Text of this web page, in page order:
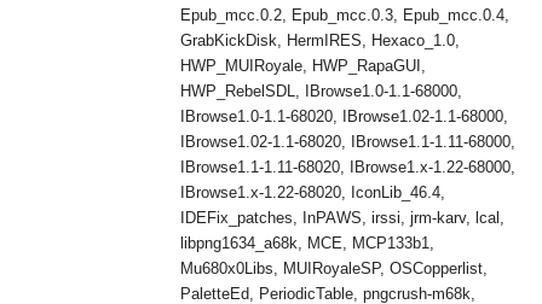
Epub_mcc.0.2, Epub_mcc.0.3, Epub_mcc.0.4,
GrabKickDisk, HermIRES, Hexaco_1.0,
HWP_MUIRoyale, HWP_RapaGUI,
HWP_RebelSDL, IBrowse1.0-1.1-68000,
IBrowse1.0-1.1-68020, IBrowse1.02-1.1-68000,
IBrowse1.02-1.1-68020, IBrowse1.1-1.11-68000,
IBrowse1.1-1.11-68020, IBrowse1.x-1.22-68000,
IBrowse1.x-1.22-68020, IconLib_46.4,
IDEFix_patches, InPAWS, irssi, jrm-karv, lcal,
libpng1634_a68k, MCE, MCP133b1,
Mu680x0Libs, MUIRoyaleSP, OSCopperlist,
PaletteEd, PeriodicTable, pngcrush-m68k,